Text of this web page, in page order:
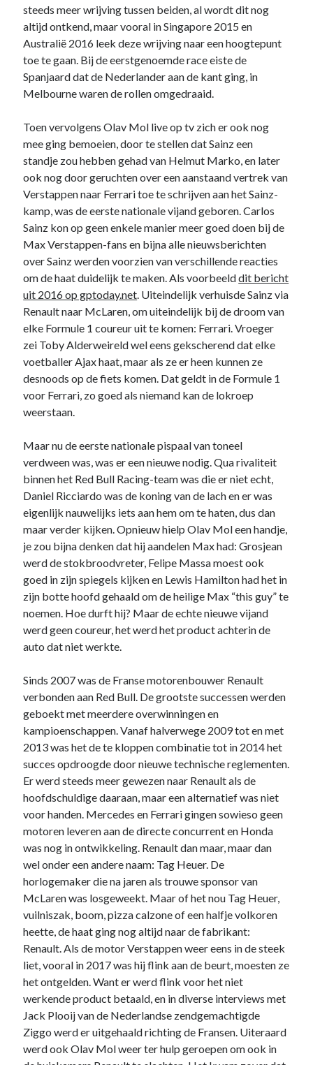
steeds meer wrijving tussen beiden, al wordt dit nog
altijd ontkend, maar vooral in Singapore 2015 en
Australië 2016 leek deze wrijving naar een hoogtepunt
toe te gaan. Bij de eerstgenoemde race eiste de
Spanjaard dat de Nederlander aan de kant ging, in
Melbourne waren de rollen omgedraaid.
Toen vervolgens Olav Mol live op tv zich er ook nog
mee ging bemoeien, door te stellen dat Sainz een
standje zou hebben gehad van Helmut Marko, en later
ook nog door geruchten over een aanstaand vertrek van
Verstappen naar Ferrari toe te schrijven aan het Sainz-
kamp, was de eerste nationale vijand geboren. Carlos
Sainz kon op geen enkele manier meer goed doen bij de
Max Verstappen-fans en bijna alle nieuwsberichten
over Sainz werden voorzien van verschillende reacties
om de haat duidelijk te maken. Als voorbeelddit bericht
uit 2016 op gptoday.net. Uiteindelijk verhuisde Sainz via
Renault naar McLaren, om uiteindelijk bij de droom van
elke Formule 1 coureur uit te komen: Ferrari. Vroeger
zei Toby Alderweireld wel eens gekscherend dat elke
voetballer Ajax haat, maar als ze er heen kunnen ze
desnoods op de fiets komen. Dat geldt in de Formule 1
voor Ferrari, zo goed als niemand kan de lokroep
weerstaan.
Maar nu de eerste nationale pispaal van toneel
verdween was, was er een nieuwe nodig. Qua rivaliteit
binnen het Red Bull Racing-team was die er niet echt,
Daniel Ricciardo was de koning van de lach en er was
eigenlijk nauwelijks iets aan hem om te haten, dus dan
maar verder kijken. Opnieuw hielp Olav Mol een handje,
je zou bijna denken dat hij aandelen Max had: Grosjean
werd de stokbroodvreter, Felipe Massa moest ook
goed in zijn spiegels kijken en Lewis Hamilton had het in
zijn botte hoofd gehaald om de heilige Max “this guy” te
noemen. Hoe durft hij? Maar de echte nieuwe vijand
werd geen coureur, het werd het product achterin de
auto dat niet werkte.
Sinds 2007 was de Franse motorenbouwer Renault
verbonden aan Red Bull. De grootste successen werden
geboekt met meerdere overwinningen en
kampioenschappen. Vanaf halverwege 2009 tot en met
2013 was het de te kloppen combinatie tot in 2014 het
succes opdroogde door nieuwe technische reglementen.
Er werd steeds meer gewezen naar Renault als de
hoofdschuldige daaraan, maar een alternatief was niet
voor handen. Mercedes en Ferrari gingen sowieso geen
motoren leveren aan de directe concurrent en Honda
was nog in ontwikkeling. Renault dan maar, maar dan
wel onder een andere naam: Tag Heuer. De
horlogemaker die na jaren als trouwe sponsor van
McLaren was losgeweekt. Maar of het nou Tag Heuer,
vuilniszak, boom, pizza calzone of een halfje volkoren
heette, de haat ging nog altijd naar de fabrikant:
Renault. Als de motor Verstappen weer eens in de steek
liet, vooral in 2017 was hij flink aan de beurt, moesten ze
het ontgelden. Want er werd flink voor het niet
werkende product betaald, en in diverse interviews met
Jack Plooij van de Nederlandse zendgemachtigde
Ziggo werd er uitgehaald richting de Fransen. Uiteraard
werd ook Olav Mol weer ter hulp geroepen om ook in
Noodzakelijk
Deze cookies
zijn
noodzakelijk
om de website
te laten
werken.
Deze
cookies
gebruikt om
het gebruik
van de
website in
brengen. Als
je deze
cookies
wordt je
surfgedrag
op deze site
niet gevolgd.
Gebruikerservaring
Deze cookies
worden gebruikt om
de website zo
gebruiksvriendelijk
mogelijk te laten
functioneren. Indien
je deze cookies
weigert kan het zijn
dat je bepaalde
inhoud van de